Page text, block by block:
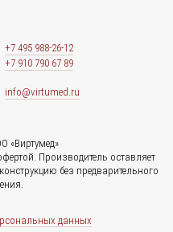
+7 495 988-26-12
+7 910 790 67 89
info@virtumed.ru
«Виртумед»
Производитель оставляет
без предварительного
данных